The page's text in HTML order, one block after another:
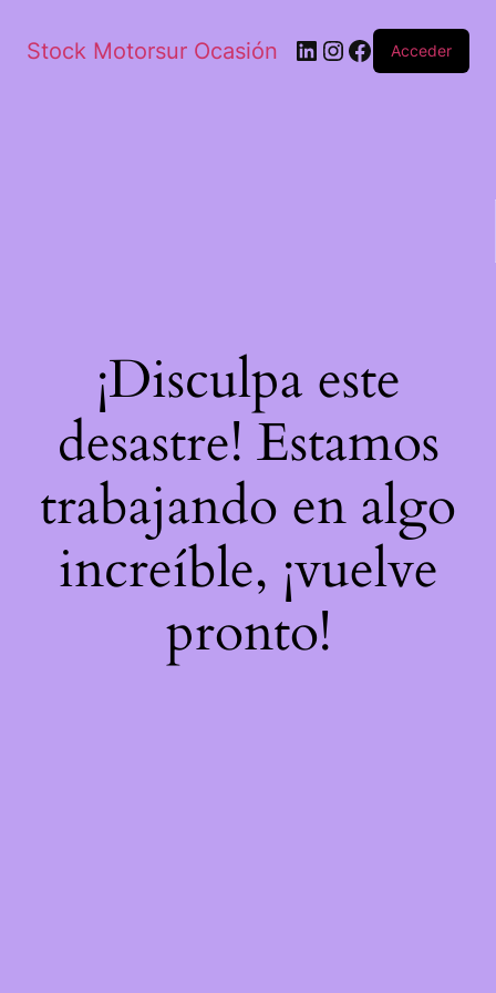
Stock Motorsur Ocasión Acceder
¡Disculpa este
desastre! Estamos
trabajando en algo
increíble, ¡vuelve
pronto!